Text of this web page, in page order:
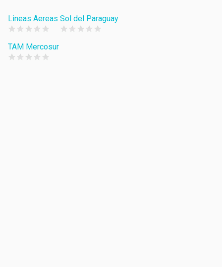
Lineas Aereas Sol del Paraguay
TAM Mercosur